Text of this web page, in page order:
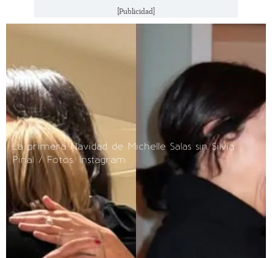
[Publicidad]
La primera Navidad de Michelle Salas sin Silvia
Pinal / Fotos: Instagram